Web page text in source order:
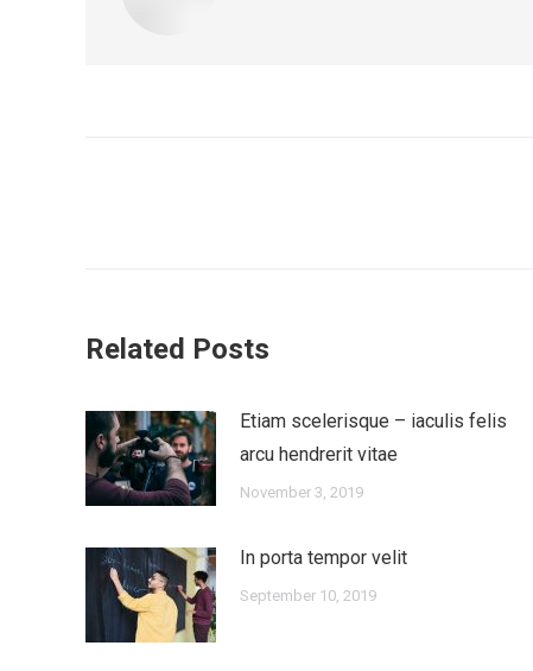
Related Posts
Etiam scelerisque – iaculis felis
arcu hendrerit vitae
November 3, 2019
In porta tempor velit
September 10, 2019